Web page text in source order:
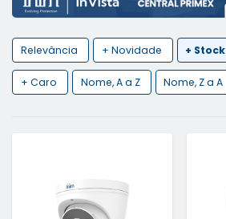
Relevância + Novidade + Stock
+ Caro Nome, A a Z Nome, Z a A